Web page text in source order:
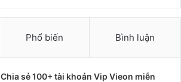
Phổ biến Bình luận
Chia sẻ 100+ tài khoản Vip Vieon miễn